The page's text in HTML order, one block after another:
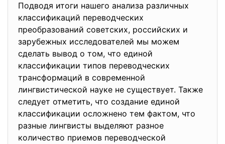
Подводя итоги нашего анализа различных
классификаций переводческих
преобразований советских, российских и
зарубежных исследователей мы можем
сделать вывод о том, что единой
классификации типов переводческих
трансформаций в современной
лингвистической науке не существует. Также
следует отметить, что создание единой
классификации осложнено тем фактом, что
разные лингвисты выделяют разное
количество приемов переводческой